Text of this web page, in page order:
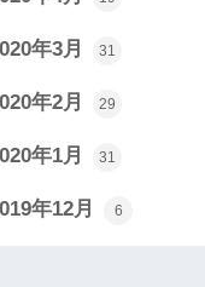
年3月 31
年2月 29
年1月 31
年12月 6